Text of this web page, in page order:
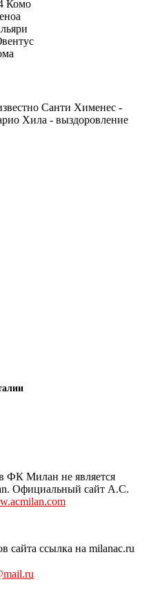
Комо
Санти Хименес -
Хила - выздоровление
ФК Милан не является
Официальный сайт A.C.
сайта ссылка на milanac.ru